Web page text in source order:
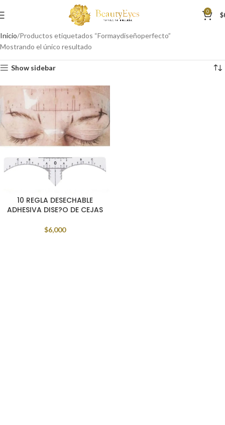
0 $
Inicio Productos etiquetados “Formaydiseñoperfecto”
Mostrando el único resultado
Show sidebar
10 REGLA DESECHABLE
ADHESIVA DISE?O DE CEJAS
$6,000